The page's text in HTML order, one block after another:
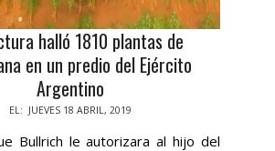
halló 1810 plantas de
en un predio del Ejército
Argentino
EL: JUEVES 18 ABRIL, 2019
Bullrich le autorizara al hijo del